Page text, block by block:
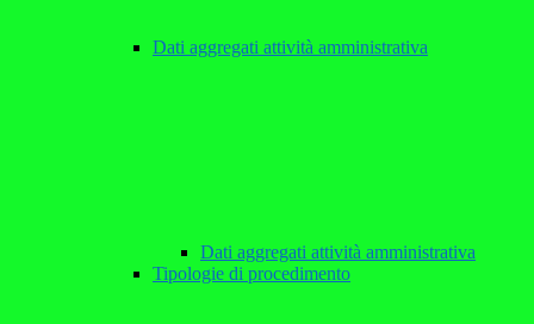
Dati aggregati attività amministrativa
Dati aggregati attività amministrativa
Tipologie di procedimento